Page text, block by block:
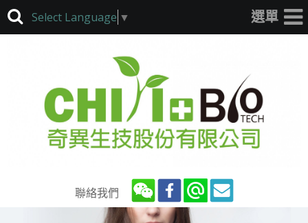
Select Language ▼
聯絡我們